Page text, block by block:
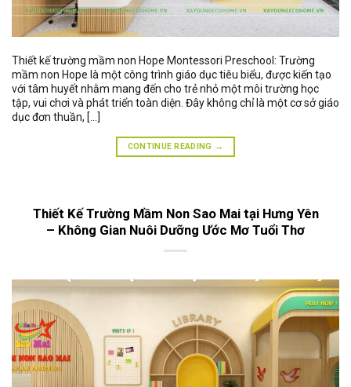
Thiết kế trường mầm non Hope Montessori Preschool: Trường
mầm non Hope là một công trình giáo dục tiêu biểu, được kiến tạo
với tâm huyết nhằm mang đến cho trẻ nhỏ một môi trường học
tập, vui chơi và phát triển toàn diện. Đây không chỉ là một cơ sở giáo
dục đơn thuần, […]
CONTINUE READING →
Thiết Kế Trường Mầm Non Sao Mai tại Hưng Yên
– Không Gian Nuôi Dưỡng Ước Mơ Tuổi Thơ